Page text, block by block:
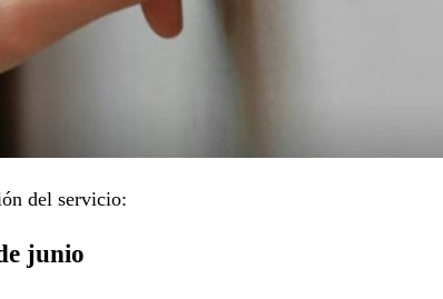
del servicio:
junio